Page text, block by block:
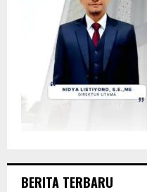
BERITA TERBARU